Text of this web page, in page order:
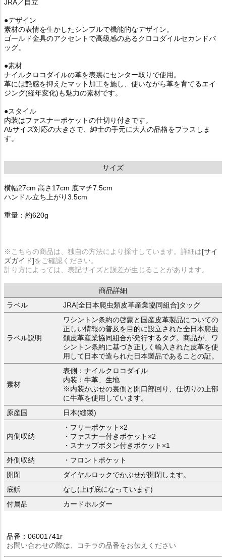
JRA／自立
●デザイン
素材の表情を生かしたシンプルで機能的なデザイン。
ゴールド金具のアクセントで高級感のあるクロコダイルセカンドバ
ッグ。
●素材
ナイルクロコダイルの革を表裏にセンター取りで使用。
革には艶感を抑えたマット加工を施し、使いながら革を育てるエイ
ジング(経年変化)も魅力の素材です。
●スタイル
内装はファスナーポケットの仕切り付きです。
A5サイズ対応の大きさで、紳士の手元に大人の品格をプラスしま
す。
サイズ
横幅27cm 高さ17cm 底マチ7.5cm
ハンドル立ち上がり3.5cm
重量：約620g
※こちらの商品は、独自の方法により採寸しています。詳細は[サイ
ズガイド]をご確認ください。
計り方によっては、表記サイズと誤差が生じることがあります。
商品詳細
ラベル
JRA[全日本爬虫類皮革産業協同組合]タッグ
ラベル説明
ワシントン条約の啓蒙と国産皮革製品についての
正しい情報の普及を目的に設立された全日本爬虫
類皮革産業協同組合が発行するタグ。商品が、ワ
シントン条約に基づき正しく輸入された皮革を使
用して日本で造られた日本製品であることの証。
素材
表側：ナイルクロコダイル
内装：牛革、生地
※内装かぶせの裏側と開口部回り、仕切りの上部
に牛革を使用しています。
原産国
日本(縫製)
内側収納
・フリーポケット×2
・ファスナー付きポケット×2
・スナップボタン付きポケット×1
外側収納
・フロントポケット
開閉
ダイヤルロックでかぶせが開閉します。
底鋲
なし(上げ底になっています)
付属品
カードホルダー
品番：06001741r
お問い合わせの際は、コチラの品番をお伝えください